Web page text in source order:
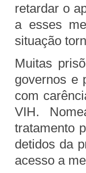
retardar o
a esses
situação
Muitas
governos e
com
VIH.
tratamento
detidos da
acesso a